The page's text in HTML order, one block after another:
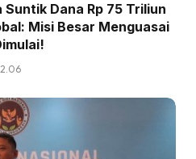
Dana Rp 75 Triliun
Misi Besar Menguasai